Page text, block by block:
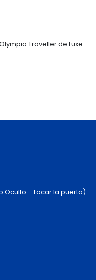
Traveller de Luxe
Oculto - Tocar la puerta)